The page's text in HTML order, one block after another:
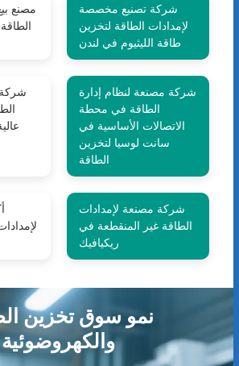
مصنع
شركة تصنيع مخصصة
لإمدادات الطاقة لتخزين
طاقة الليثيوم في لندن
شركة مصنعة لنظام إدارة
الطاقة في محطة
الاتصالات الأساسية في
سانت لوسيا لتخزين
الطاقة
شركة مصنعة لإمدادات
الطاقة غير المنقطعة في
ريكيافيك
نمو سوق تخزين
والكهروضوئية